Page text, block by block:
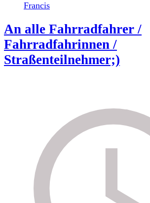
Francis
An alle Fahrradfahrer /
Fahrradfahrinnen /
Straßenteilnehmer;)